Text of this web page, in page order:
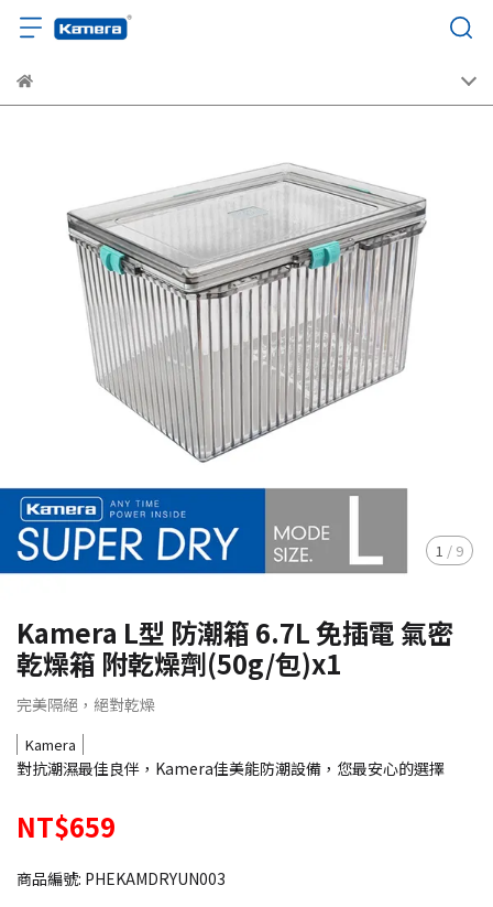
1 / 9
Kamera L型 防潮箱 6.7L 免插電 氣密
乾燥箱 附乾燥劑(50g/包)x1
完美隔絕，絕對乾燥
Kamera
對抗潮濕最佳良伴，Kamera佳美能防潮設備，您最安心的選擇
NT$659
商品編號: PHEKAMDRYUN003